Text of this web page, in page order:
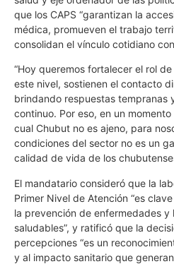
que los CAPS “garantizan la
médica, promueven el trabajo
consolidan el vínculo cotidiano
“Hoy queremos fortalecer el rol
este nivel, sostienen el contacto
brindando respuestas tempranas
continuo. Por eso, en un
cual Chubut no es ajeno, para
condiciones del sector no es un
calidad de vida de los
El mandatario consideró que la
Primer Nivel de Atención “es
la prevención de enfermedades
saludables”, y ratificó que la
percepciones “es un
y al impacto sanitario que